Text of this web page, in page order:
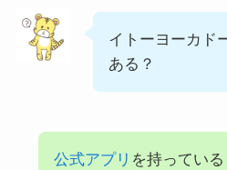
イトーヨーカド
ある？
公式アプリ を持ってい